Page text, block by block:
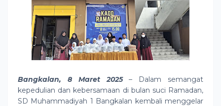
Bangkalan, 8 Maret 2025– Dalam semangat
kepedulian dan kebersamaan di bulan suci Ramadan,
SD Muhammadiyah 1 Bangkalan kembali menggelar